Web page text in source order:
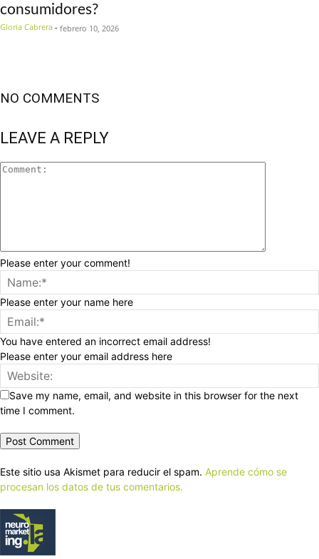
consumidores?
Gloria Cabrera - febrero 10, 2026
NO COMMENTS
LEAVE A REPLY
Please enter your comment!
Please enter your name here
You have entered an incorrect email address!
Please enter your email address here
Save my name, email, and website in this browser for the next
time I comment.
Este sitio usa Akismet para reducir el spam. Aprende cómo se
procesan los datos de tus comentarios.